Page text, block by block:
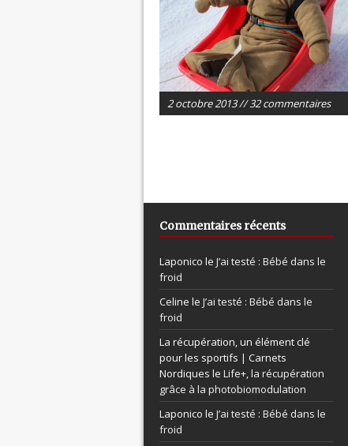
2 octobre 2013 // 32 commentaires
Commentaires récents
Laponico le J’ai testé : Bébé dans le
froid
Celine le J’ai testé : Bébé dans le
froid
La récupération, un élément clé
pour les sportifs | Carnets
Nordiques le Life+, la récupération
grâce à la photobiomodulation
Laponico le J’ai testé : Bébé dans le
froid